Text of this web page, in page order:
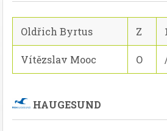
Oldřich Byrtus Z
Vítězslav Mooc O
HAUGESUND